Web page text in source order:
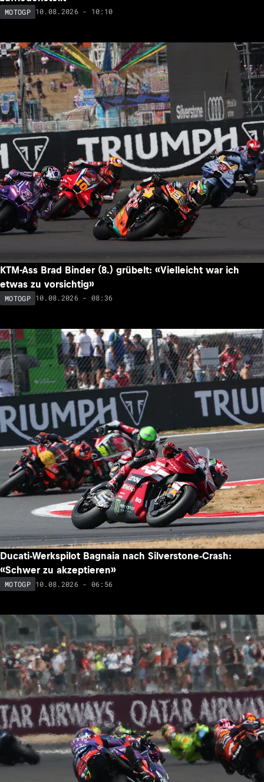
MOTOGP 10.08.2026 - 10:10
KTM-Ass Brad Binder (8.) grübelt: «Vielleicht war ich
etwas zu vorsichtig»
MOTOGP 10.08.2026 - 08:36
Ducati-Werkspilot Bagnaia nach Silverstone-Crash:
«Schwer zu akzeptieren»
MOTOGP 10.08.2026 - 06:56